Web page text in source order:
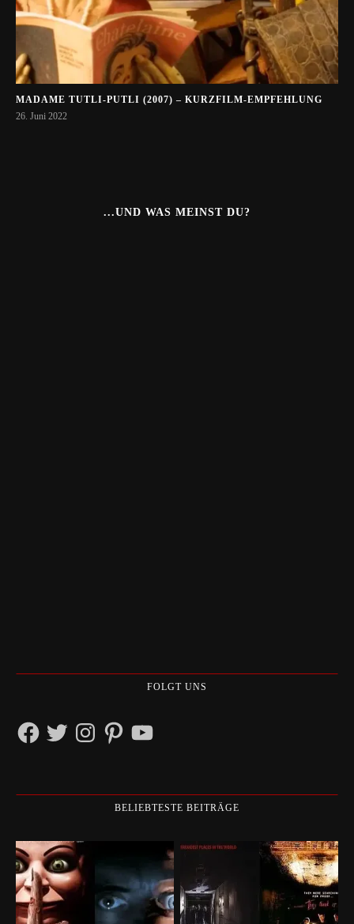
MADAME TUTLI-PUTLI (2007) – KURZFILM-EMPFEHLUNG
26. Juni 2022
...UND WAS MEINST DU?
FOLGT UNS
FacebookTwitterInstagramPinterestYouTube
BELIEBTESTE BEITRÄGE